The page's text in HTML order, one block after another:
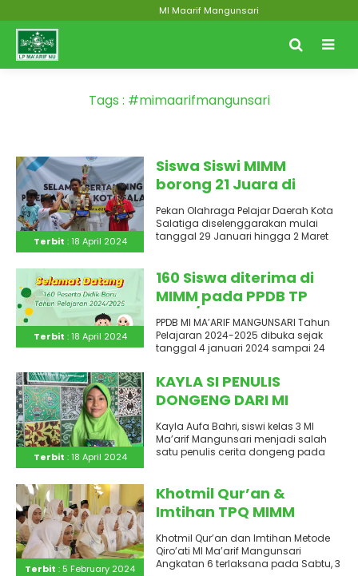
MI Maarif Mangunsari
Tags : #mimaarifmangunsari
Terbit : 18 April 2024
Siswa Siswi MIMM
borong 21 Juara di
POPDA Salatiga 2024
Pekan Olahraga Pelajar Daerah Kota
Salatiga diselenggarakan mulai
tanggal 29 Januari hingga 2 Maret
Terbit : 18 April 2024
160 Siswa diterima di
MIMM pada PPDB TP
2024/2025
PPDB MI MA’ARIF MANGUNSARI Tahun
Pelajaran 2024-2025 dibuka sejak
tanggal 4 januari 2024 sampai 24
Terbit : 18 April 2024
KAYLA SI PENULIS
DONGENG DARI MI
MA’ARIF MANGUNSARI
Kayla Aufa Bahri, siswi kelas 3 MI
Ma’arif Mangunsari menjadi salah
satu penulis cerita dongeng pada
Terbit : 5 February 2024
Khotmil Qur’an &
Imtihan TPQ MIMM
Angkatan 6
Khotmil Qur’an dan Imtihan Metode
Qiro’ati MI Ma’arif Mangunsari
Angkatan 6 terlaksana pada Sabtu, 3